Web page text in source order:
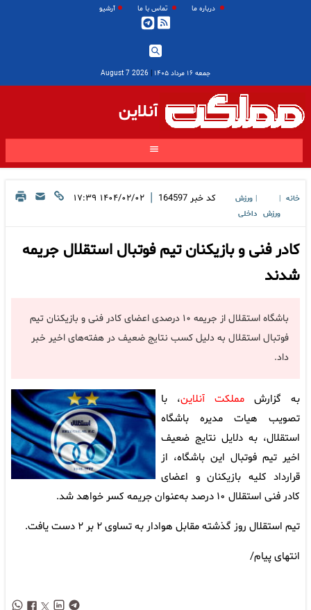
درباره ما تماس با ما آرشیو
جمعه ۱۶ مرداد ۱۴۰۵ |
2026 August 7
آنلاین
خانه
ورزش
ورزش
داخلی
کد خبر 164597
| ۱۴۰۴/۰۲/۰۲ ۱۷:۳۹
کادر فنی و بازیکنان تیم فوتبال استقلال جریمه
شدند
باشگاه استقلال از جریمه ۱۰ درصدی اعضای کادر فنی و بازیکنان تیم
فوتبال استقلال به دلیل کسب نتایج ضعیف در هفته‌های اخیر خبر
داد.
به گزارش مملکت آنلاین، با
تصویب هیات مدیره باشگاه
استقلال، به دلایل نتایج ضعیف
اخیر تیم فوتبال این باشگاه، از
قرارداد کلیه بازیکنان و اعضای
کادر فنی استقلال ۱۰ درصد به‌عنوان جریمه کسر خواهد شد.
تیم استقلال روز گذشته مقابل هوادار به تساوی ۲ بر ۲ دست یافت.
انتهای پیام/